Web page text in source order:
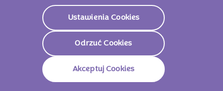
PODOBNE PRODUKTY
Ustawienia Cookies
Odrzuć Cookies
Akceptuj Cookies